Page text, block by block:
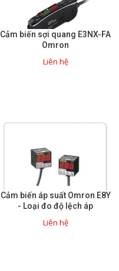
Cảm biến sợi quang E3NX-FA
Omron
Liên hệ
Cảm biến áp suất Omron E8Y
- Loại đo độ lệch áp
Liên hệ